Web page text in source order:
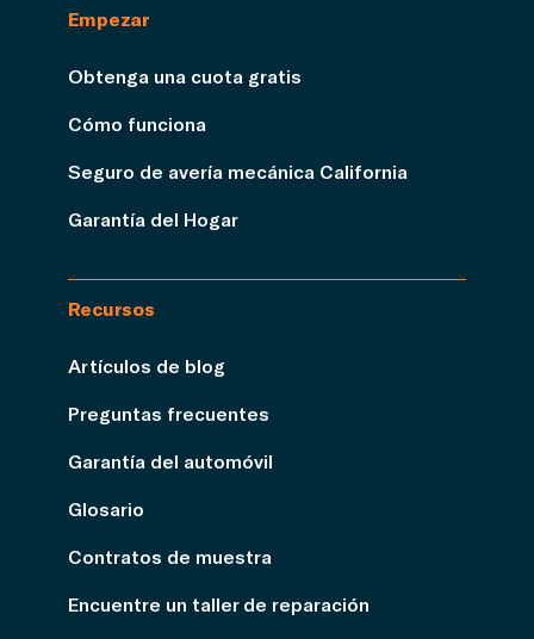
Empezar
Obtenga una cuota gratis
Cómo funciona
Seguro de avería mecánica California
Garantía del Hogar
Recursos
Artículos de blog
Preguntas frecuentes
Garantía del automóvil
Glosario
Contratos de muestra
Encuentre un taller de reparación